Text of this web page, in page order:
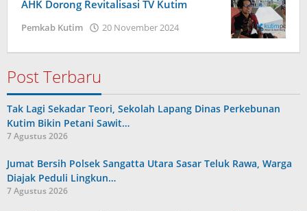
AHK Dorong Revitalisasi TV Kutim
Pemkab Kutim 20 November 2024
Post Terbaru
Tak Lagi Sekadar Teori, Sekolah Lapang Dinas Perkebunan
Kutim Bikin Petani Sawit…
7 Agustus 2026
Jumat Bersih Polsek Sangatta Utara Sasar Teluk Rawa, Warga
Diajak Peduli Lingkun…
7 Agustus 2026